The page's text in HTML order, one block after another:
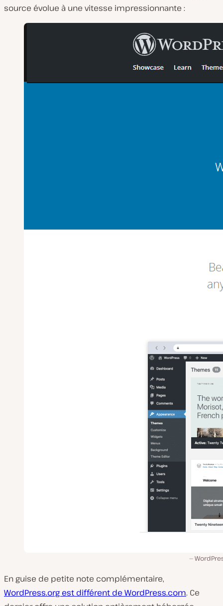
source évolue à une vitesse impressionnante :
En guise de petite note complémentaire,
WordPress.org est différent de WordPress.com. Ce